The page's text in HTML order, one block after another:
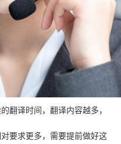
翻译时间，翻译内容越多，
要求更多，需要提前做好这